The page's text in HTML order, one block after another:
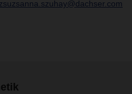
zsuzsanna.szuhay@dachser.com